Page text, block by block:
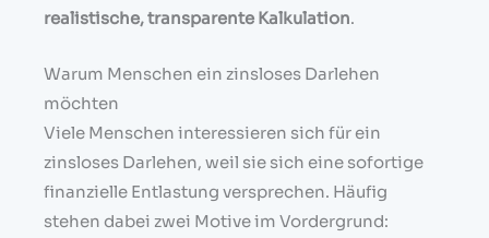
realistische, transparente Kalkulation.
Warum Menschen ein zinsloses Darlehen
möchten
Viele Menschen interessieren sich für ein
zinsloses Darlehen, weil sie sich eine sofortige
finanzielle Entlastung versprechen. Häufig
stehen dabei zwei Motive im Vordergrund: